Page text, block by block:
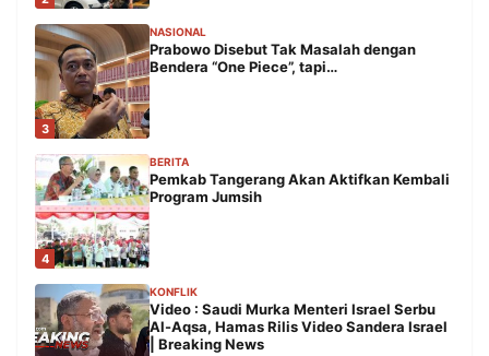
3
NASIONAL
Prabowo Disebut Tak Masalah dengan
Bendera “One Piece”, tapi…
4
BERITA
Pemkab Tangerang Akan Aktifkan Kembali
Program Jumsih
KONFLIK
Video : Saudi Murka Menteri Israel Serbu
Al-Aqsa, Hamas Rilis Video Sandera Israel
| Breaking News